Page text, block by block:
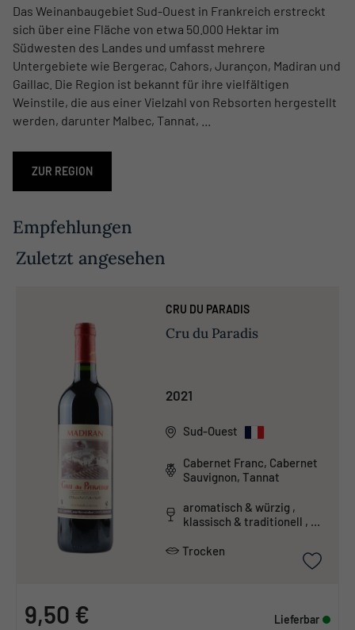
Das Weinanbaugebiet Sud-Ouest in Frankreich erstreckt
sich über eine Fläche von etwa 50.000 Hektar im
Südwesten des Landes und umfasst mehrere
Untergebiete wie Bergerac, Cahors, Jurançon, Madiran und
Gaillac. Die Region ist bekannt für ihre vielfältigen
Weinstile, die aus einer Vielzahl von Rebsorten hergestellt
werden, darunter Malbec, Tannat, ...
ZUR REGION
Empfehlungen
Zuletzt angesehen
CRU DU PARADIS
Cru du Paradis
2021
Sud-Ouest
Cabernet Franc, Cabernet
Sauvignon, Tannat
aromatisch & würzig ,
klassisch & traditionell ,
Trocken
9,50 € Lieferbar